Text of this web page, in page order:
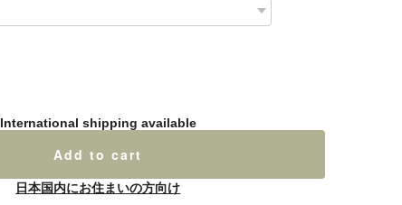
International shipping available
Add to cart
日本国内にお住まいの方向け